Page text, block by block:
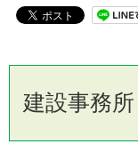
建設事務